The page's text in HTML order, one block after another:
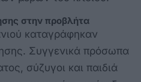
στην προβλήτα
καταγράφηκαν
Συγγενικά πρόσωπα
σύζυγοι και παιδιά